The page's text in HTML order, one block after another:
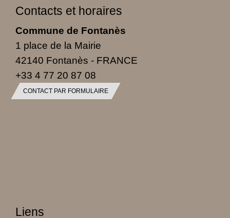
Contacts et horaires
Commune de Fontanès
1 place de la Mairie
42140 Fontanès - FRANCE
+33 4 77 20 87 08
CONTACT PAR FORMULAIRE
Liens